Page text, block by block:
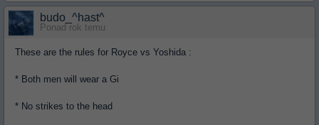
budo_^hast^
Ponad rok temu
These are the rules for Royce vs Yoshida :
* Both men will wear a Gi
* No strikes to the head